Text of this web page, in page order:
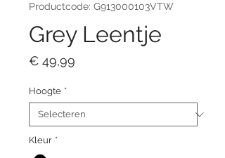
Productcode: G913000103VTW
Grey Leentje
€ 49,99
Hoogte *
Kleur *